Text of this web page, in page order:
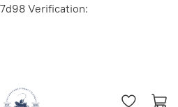
Verification: